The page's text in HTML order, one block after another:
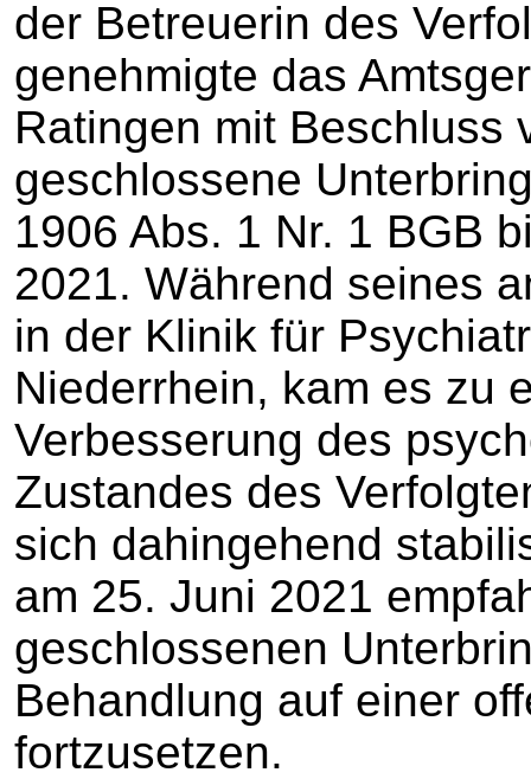
der Betreuerin des
genehmigte das
Ratingen mit Beschluss
geschlossene
1906 Abs. 1 Nr. 1 BGB
2021. Während seines
in der Klinik für
Niederrhein, kam es zu
Verbesserung des
Zustandes des
sich dahingehend
am 25. Juni 2021
geschlossenen
Behandlung auf einer
fortzusetzen.